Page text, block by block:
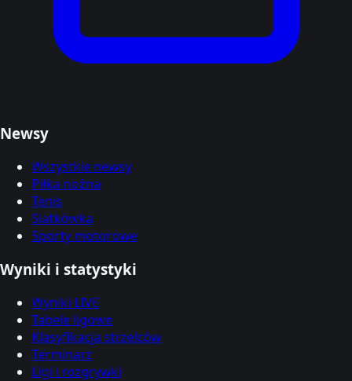
Newsy
Wszystkie newsy
Piłka nożna
Tenis
Siatkówka
Sporty motorowe
Wyniki i statystyki
Wyniki LIVE
Tabele ligowe
Klasyfikacja strzelców
Terminarz
Ligi i rozgrywki